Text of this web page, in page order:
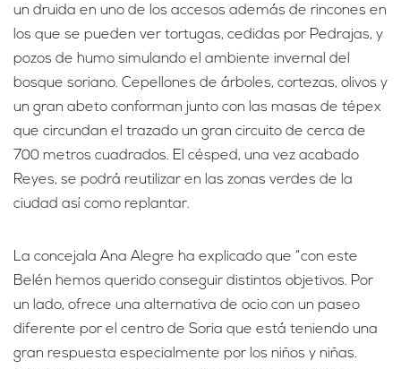
un druida en uno de los accesos además de rincones en
los que se pueden ver tortugas, cedidas por Pedrajas, y
pozos de humo simulando el ambiente invernal del
bosque soriano. Cepellones de árboles, cortezas, olivos y
un gran abeto conforman junto con las masas de tépex
que circundan el trazado un gran circuito de cerca de
700 metros cuadrados. El césped, una vez acabado
Reyes, se podrá reutilizar en las zonas verdes de la
ciudad así como replantar.
La concejala Ana Alegre ha explicado que “con este
Belén hemos querido conseguir distintos objetivos. Por
un lado, ofrece una alternativa de ocio con un paseo
diferente por el centro de Soria que está teniendo una
gran respuesta especialmente por los niños y niñas.